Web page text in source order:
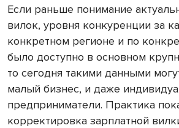
Если раньше понимание
вилок, уровня конкуренции за
конкретном регионе и по
было доступно в основном
то сегодня такими данными
малый бизнес, и даже
предприниматели. Практика
корректировка зарплатной